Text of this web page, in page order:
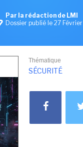
Par la rédaction de LMI
Dossier publié le 27
Thématique
SÉCURITÉ